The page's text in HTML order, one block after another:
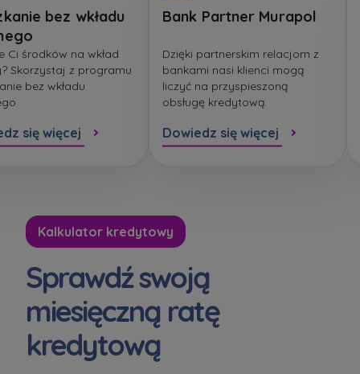
bez wkładu
Ci środków na wkład
Skorzystaj z programu
bez wkładu
się więcej
Bank Partner Murapol
Dzięki partnerskim relacjom z
bankami nasi klienci mogą
liczyć na przyspieszoną
obsługę kredytową.
Dowiedz się więcej
Kalkulator kredytowy
Sprawdź swoją
miesięczną ratę
kredytową